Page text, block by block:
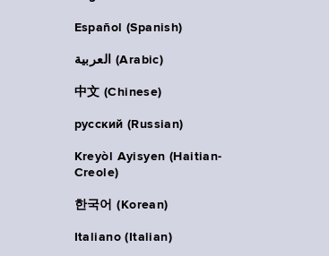
Español (Spanish)
العربية (Arabic)
中文 (Chinese)
русский (Russian)
Kreyòl Ayisyen (Haitian-
Creole)
한국어 (Korean)
Italiano (Italian)